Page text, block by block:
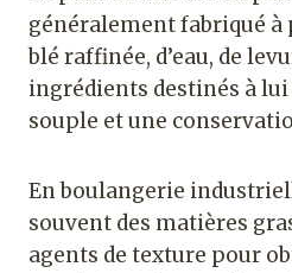
généralement fabriqué à
blé raffinée, d’eau, de
ingrédients destinés à
souple et une
En boulangerie
souvent des matières
agents de texture pour